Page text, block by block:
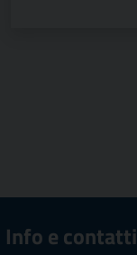
Info e contatti